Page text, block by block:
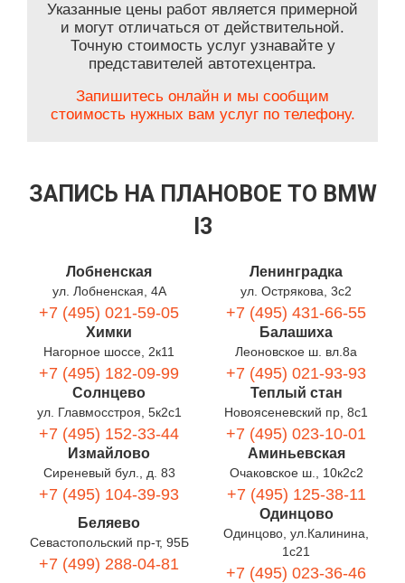
Указанные цены работ является примерной
и могут отличаться от действительной.
Точную стоимость услуг узнавайте у
представителей автотехцентра.
Запишитесь онлайн и мы сообщим
стоимость нужных вам услуг по телефону.
ЗАПИСЬ НА ПЛАНОВОЕ ТО BMW
I3
Лобненская
ул. Лобненская, 4А
+7 (495) 021-59-05
Ленинградка
ул. Острякова, 3с2
+7 (495) 431-66-55
Химки
Нагорное шоссе, 2к11
+7 (495) 182-09-99
Балашиха
Леоновское ш. вл.8а
+7 (495) 021-93-93
Солнцево
ул. Главмосстроя, 5к2с1
+7 (495) 152-33-44
Теплый стан
Новоясеневский пр, 8с1
+7 (495) 023-10-01
Измайлово
Сиреневый бул., д. 83
+7 (495) 104-39-93
Аминьевская
Очаковское ш., 10к2с2
+7 (495) 125-38-11
Беляево
Севастопольский пр-т, 95Б
+7 (499) 288-04-81
Одинцово
Одинцово, ул.Калинина,
1с21
+7 (495) 023-36-46